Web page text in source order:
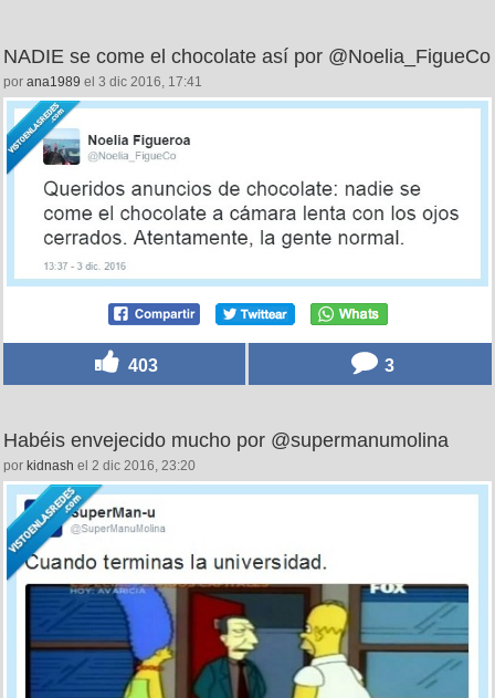
NADIE se come el chocolate así por @Noelia_FigueCo
por ana1989 el 3 dic 2016, 17:41
403 3
Habéis envejecido mucho por @supermanumolina
por kidnash el 2 dic 2016, 23:20